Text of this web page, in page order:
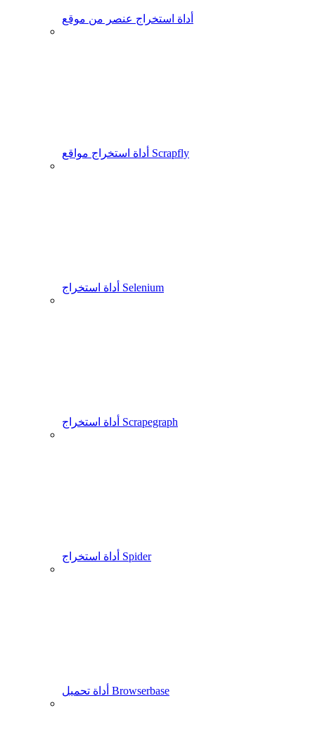
أداة استخراج عنصر من موقع
أداة استخراج مواقع Scrapfly
أداة استخراج Selenium
أداة استخراج Scrapegraph
أداة استخراج Spider
أداة تحميل Browserbase